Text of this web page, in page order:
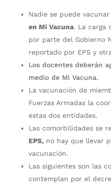
Nadie se puede
en Mi Vacuna. La carga
por parte del Gobierno
reportado por EPS y
Los docentes deberán
medio de Mi Vacuna.
La vacunación de
Fuerzas Armadas la
estas dos entidades.
Las comorbilidades se
EPS,no hay que llevar
vacunación.
Las siguientes son las
contemplan por el